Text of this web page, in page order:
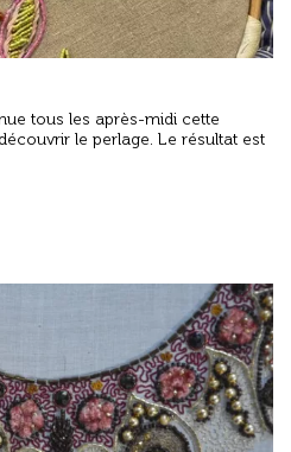
tous les après-midi cette
le perlage. Le résultat est